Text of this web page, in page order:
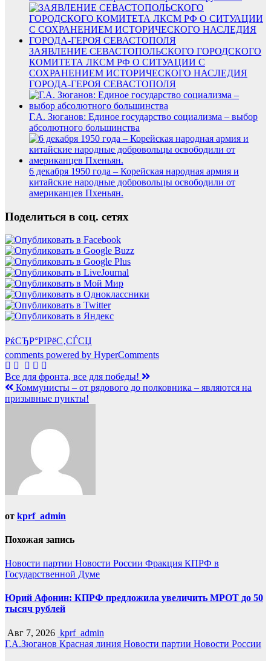
ЗАЯВЛЕНИЕ СЕВАСТОПОЛЬСКОГО ГОРОДСКОГО
КОМИТЕТА ЛКСМ РФ О СИТУАЦИИ С
СОХРАНЕНИЕМ ИСТОРИЧЕСКОГО НАСЛЕДИЯ
ГОРОДА-ГЕРОЯ СЕВАСТОПОЛЯ
Г.А. Зюганов: Единое государство социализма – выбор
абсолютного большинства
6 декабря 1950 года – Корейская народная армия и
китайские народные добровольцы освободили от
американцев Пхеньян.
Поделиться в соц. сетях
РќСЂР°РІРёС‚СЃСЏ
comments powered by HyperComments
Навигация
по
Все для фронта, все для победы!
Коммунисты – от рядового до полковника – являются на
призывные пункты!
от kprf_admin
Похожая запись
Новости партии Новости России Фракция КПРФ в
Государственной Думе
Юрий Афонин: КПРФ предложила увеличить МРОТ до 50
тысяч рублей
Авг 7, 2026 kprf_admin
Г.А.Зюганов Красная линия Новости партии Новости России